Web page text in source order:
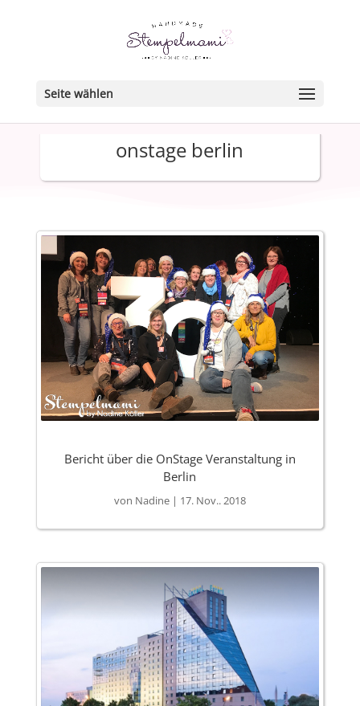
Seite wählen
onstage berlin
Bericht über die OnStage Veranstaltung in
Berlin
von Nadine| 17. Nov.. 2018